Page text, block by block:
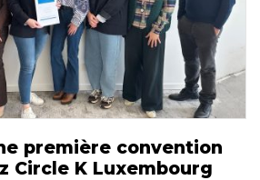
première convention
Circle K Luxembourg